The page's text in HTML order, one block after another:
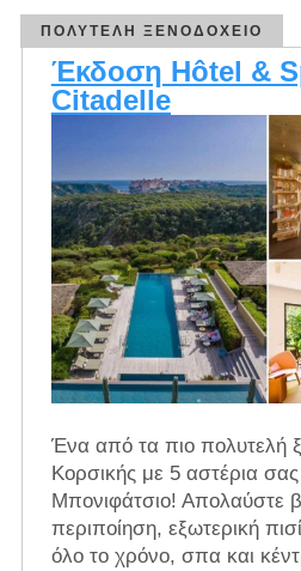
ΠΟΛΥΤΕΛΉ ΞΕΝΟΔΟΧΕΊΟ
Έκδοση Hôtel &
Citadelle
Ένα από τα πιο πολυτελή
Κορσικής με 5 αστέρια σας
Μπονιφάτσιο! Απολαύστε
περιποίηση, εξωτερική
όλο το χρόνο, σπα και